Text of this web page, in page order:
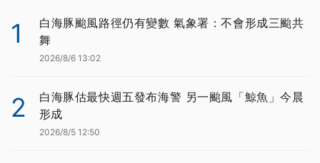
1
白海豚颱風路徑仍有變數 氣象署：不會形成三颱共
舞
2026/8/6 13:02
2
白海豚估最快週五發布海警 另一颱風「鯨魚」今晨
形成
2026/8/5 12:50